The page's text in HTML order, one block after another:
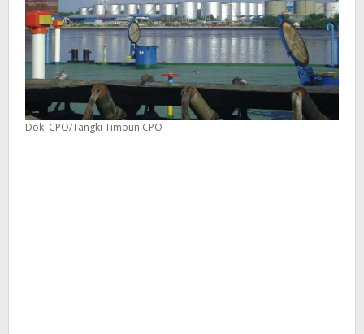
Dok. CPO/Tangki Timbun CPO